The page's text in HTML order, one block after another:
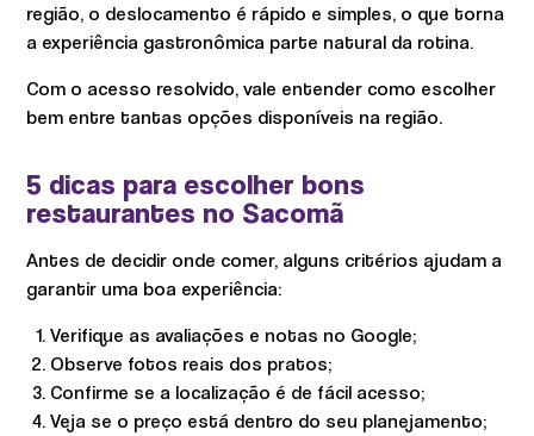
região, o deslocamento é rápido e simples, o que torna
a experiência gastronômica parte natural da rotina.
Com o acesso resolvido, vale entender como escolher
bem entre tantas opções disponíveis na região.
5 dicas para escolher bons
restaurantes no Sacomã
Antes de decidir onde comer, alguns critérios ajudam a
garantir uma boa experiência:
Verifique as avaliações e notas no Google;
Observe fotos reais dos pratos;
Confirme se a localização é de fácil acesso;
Veja se o preço está dentro do seu planejamento;